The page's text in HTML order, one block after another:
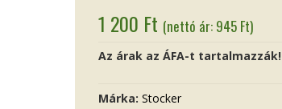
1 200 Ft (nettó ár: 945 Ft)
Az árak az ÁFA-t tartalmazzák!
Márka: Stocker